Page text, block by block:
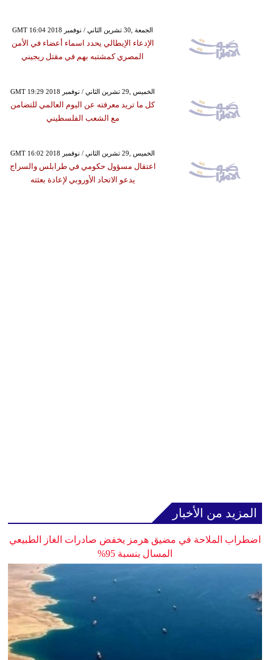
GMT 16:04 2018 الجمعة ,30 تشرين الثاني / نوفمبر
الإدعاء الإيطالي يحدد اسماء أعضاء في الأمن
المصري كمشتبه بهم في مقتل ريجيني
GMT 19:29 2018 الخميس ,29 تشرين الثاني / نوفمبر
كل ما تريد معرفته عن اليوم العالمي للتضامن
مع الشعب الفلسطيني
GMT 16:02 2018 الخميس ,29 تشرين الثاني / نوفمبر
اعتقال مسؤول حكومي في طرابلس والسراج
يدعو الاتحاد الأوروبي لإعادة بعثته
المزيد من الأخبار
اضطراب الملاحة في مضيق هرمز يخفض صادرات الغاز الطبيعي
المسال بنسبة 95%